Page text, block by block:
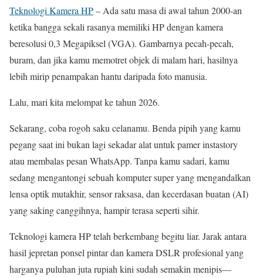
Teknologi Kamera HP– Ada satu masa di awal tahun 2000-an
ketika bangga sekali rasanya memiliki HP dengan kamera
beresolusi 0,3 Megapiksel (VGA). Gambarnya pecah-pecah,
buram, dan jika kamu memotret objek di malam hari, hasilnya
lebih mirip penampakan hantu daripada foto manusia.
Lalu, mari kita melompat ke tahun 2026.
Sekarang, coba rogoh saku celanamu. Benda pipih yang kamu
pegang saat ini bukan lagi sekadar alat untuk pamer instastory
atau membalas pesan WhatsApp. Tanpa kamu sadari, kamu
sedang mengantongi sebuah komputer super yang mengandalkan
lensa optik mutakhir, sensor raksasa, dan kecerdasan buatan (AI)
yang saking canggihnya, hampir terasa seperti sihir.
Teknologi kamera HP telah berkembang begitu liar. Jarak antara
hasil jepretan ponsel pintar dan kamera DSLR profesional yang
harganya puluhan juta rupiah kini sudah semakin menipis—